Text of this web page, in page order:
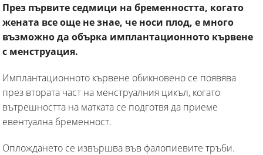
През първите седмици на бременността, когато
жената все още не знае, че носи плод, е много
възможно да обърка имплантационното кървене
с менструация.
Имплантационното кървене обикновено се появява
през втората част на менструалния цикъл, когато
вътрешността на матката се подготвя да приеме
евентуална бременност.
Оплождането се извършва във фалопиевите тръби.